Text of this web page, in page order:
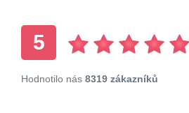
5
Hodnotilo nás 8319 zákazníků